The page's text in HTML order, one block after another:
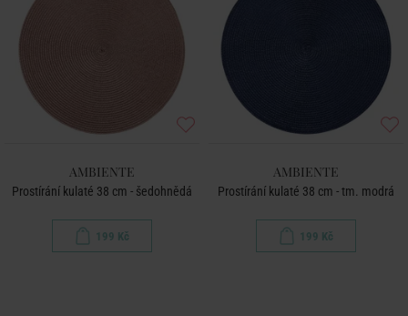
AMBIENTE
Prostírání kulaté 38 cm - šedohnědá
199 Kč
AMBIENTE
Prostírání kulaté 38 cm - tm. modrá
199 Kč